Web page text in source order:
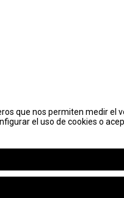
que nos permiten medir el
el uso de cookies o